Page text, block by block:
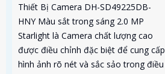
Thiết Bị Camera DH-SD49225DB-
HNY Màu sắt trong sáng 2.0 MP
Starlight là Camera chất lượng cao
được điều chỉnh đặc biệt để cung cấp
hình ảnh rõ nét và sắc sảo trong điều